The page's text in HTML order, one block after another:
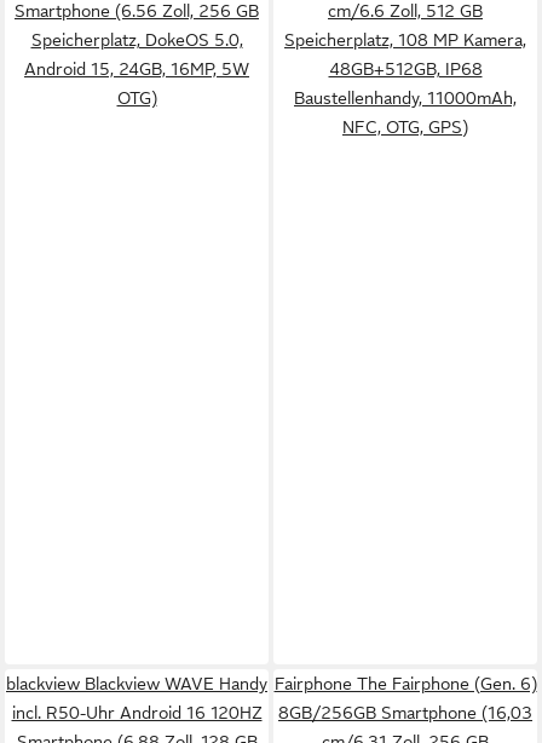
Smartphone (6.56 Zoll, 256 GB
Speicherplatz, DokeOS 5.0,
Android 15, 24GB, 16MP, 5W
OTG)
cm/6.6 Zoll, 512 GB
Speicherplatz, 108 MP Kamera,
48GB+512GB, IP68
Baustellenhandy, 11000mAh,
NFC, OTG, GPS)
blackview Blackview WAVE Handy
incl. R50-Uhr Android 16 120HZ
Fairphone The Fairphone (Gen. 6)
8GB/256GB Smartphone (16,03